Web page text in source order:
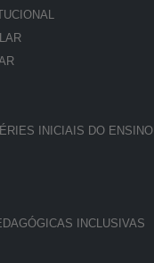
INICIAIS DO ENSINO
INCLUSIVAS